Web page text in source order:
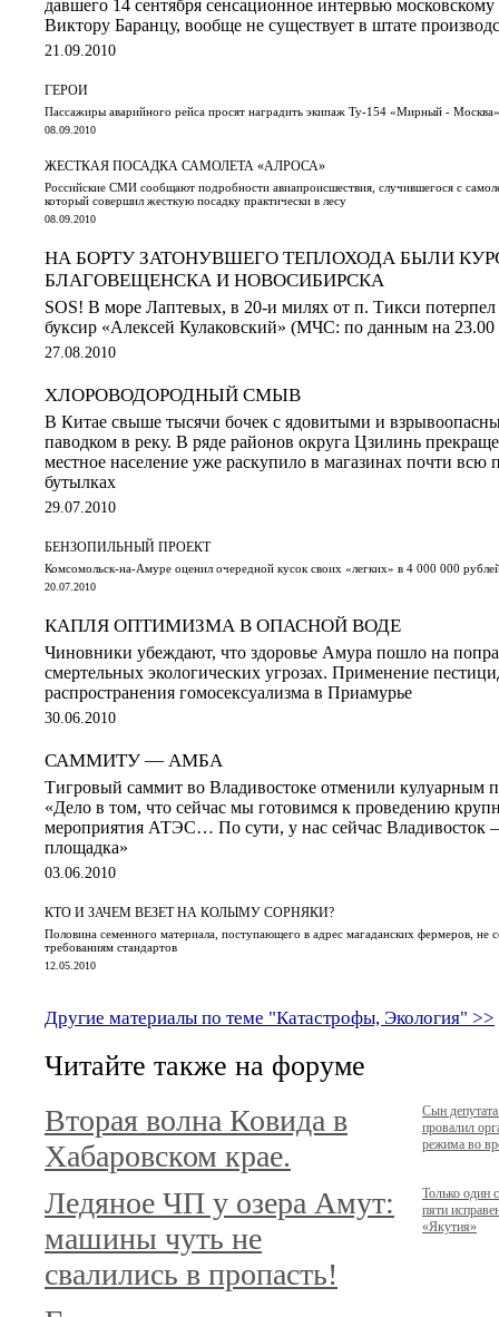
давшего 14 сентября сенсационное интервью
Виктору Баранцу, вообще не существует в штате
21.09.2010
ГЕРОИ
Пассажиры аварийного рейса просят наградить экипаж Ту-154 «Мирный - Москва»
08.09.2010
ЖЕСТКАЯ ПОСАДКА САМОЛЕТА «АЛРОСА»
Российские СМИ сообщают подробности авиапроисшествия, случившегося с
который совершил жесткую посадку практически в лесу
08.09.2010
НА БОРТУ ЗАТОНУВШЕГО ТЕПЛОХОДА БЫЛИ
БЛАГОВЕЩЕНСКА И НОВОСИБИРСКА
SOS! В море Лаптевых, в 20-и милях от п. Тикси
буксир «Алексей Кулаковский» (МЧС: по данным на 23.00
27.08.2010
ХЛОРОВОДОРОДНЫЙ СМЫВ
В Китае свыше тысячи бочек с ядовитыми и
паводком в реку. В ряде районов округа Цзилинь
местное население уже раскупило в магазинах почти всю
бутылках
29.07.2010
БЕНЗОПИЛЬНЫЙ ПРОЕКТ
Комсомольск-на-Амуре оценил очередной кусок своих «легких» в 4 000 000
20.07.2010
КАПЛЯ ОПТИМИЗМА В ОПАСНОЙ ВОДЕ
Чиновники убеждают, что здоровье Амура пошло на
смертельных экологических угрозах. Применение
распространения гомосексуализма в Приамурье
30.06.2010
САММИТУ — АМБА
Тигровый саммит во Владивостоке отменили кулуарным
«Дело в том, что сейчас мы готовимся к проведению
мероприятия АТЭС… По сути, у нас сейчас Владивосток
площадка»
03.06.2010
КТО И ЗАЧЕМ ВЕЗЕТ НА КОЛЫМУ СОРНЯКИ?
Половина семенного материала, поступающего в адрес магаданских фермеров, не
требованиям стандартов
12.05.2010
Другие материалы по теме "Катастрофы, Экология" >>
Читайте также на форуме
Вторая волна Ковида в
Хабаровском крае.
Сын
провалил
режима во
Ледяное ЧП у озера Амут:
машины чуть не
свалились в пропасть!
Только один
пяти
«Якутия»